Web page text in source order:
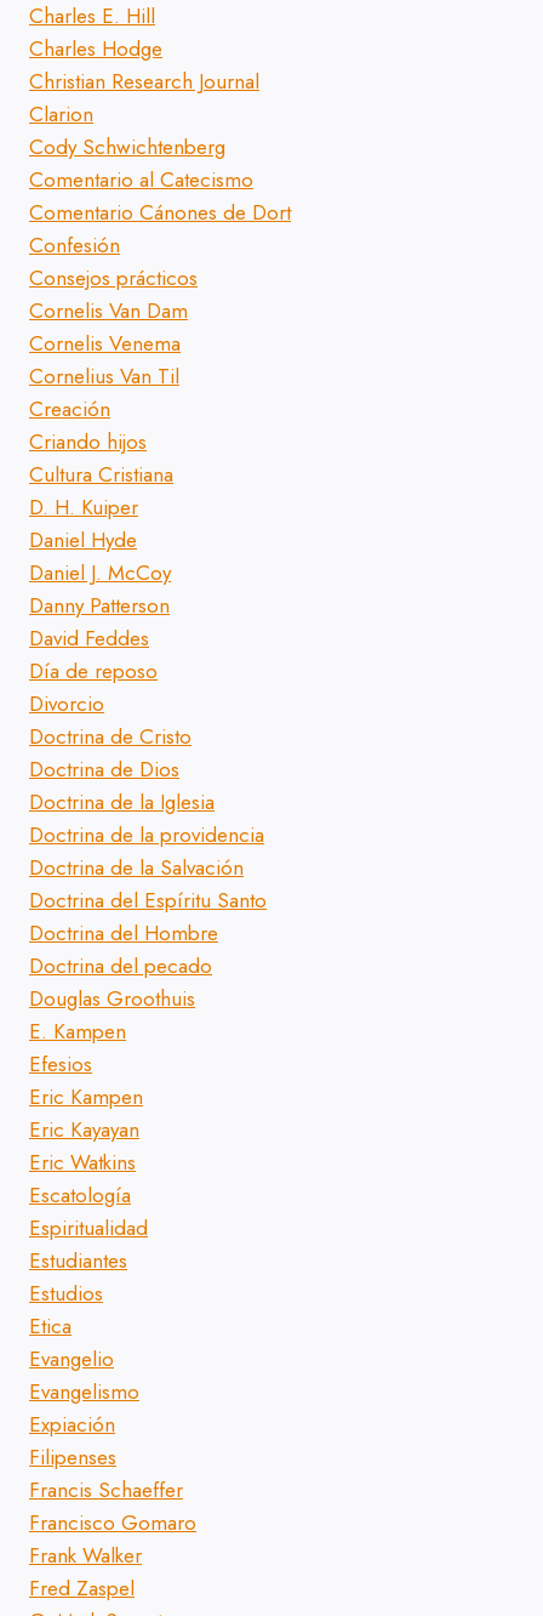
Charles E. Hill
Charles Hodge
Christian Research Journal
Clarion
Cody Schwichtenberg
Comentario al Catecismo
Comentario Cánones de Dort
Confesión
Consejos prácticos
Cornelis Van Dam
Cornelis Venema
Cornelius Van Til
Creación
Criando hijos
Cultura Cristiana
D. H. Kuiper
Daniel Hyde
Daniel J. McCoy
Danny Patterson
David Feddes
Día de reposo
Divorcio
Doctrina de Cristo
Doctrina de Dios
Doctrina de la Iglesia
Doctrina de la providencia
Doctrina de la Salvación
Doctrina del Espíritu Santo
Doctrina del Hombre
Doctrina del pecado
Douglas Groothuis
E. Kampen
Efesios
Eric Kampen
Eric Kayayan
Eric Watkins
Escatología
Espiritualidad
Estudiantes
Estudios
Etica
Evangelio
Evangelismo
Expiación
Filipenses
Francis Schaeffer
Francisco Gomaro
Frank Walker
Fred Zaspel